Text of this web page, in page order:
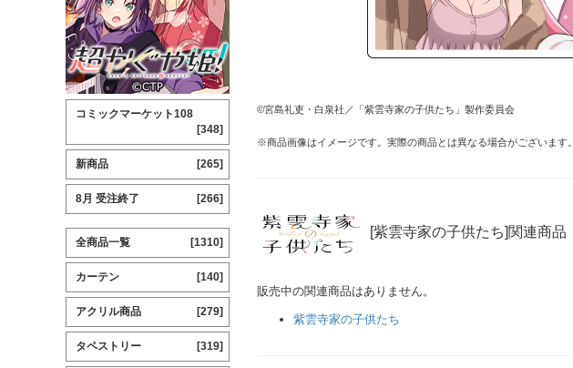
©宮島礼吏・白泉社／「紫雲寺家の子供たち」製作委員会
※商品画像はイメージです。実際の商品とは異なる場合がございます。
[紫雲寺家の子供たち]関連商品
販売中の関連商品はありません。
紫雲寺家の子供たち
コミックマーケット108
[348]
新商品 [265]
8月 受注終了 [266]
全商品一覧 [1310]
カーテン [140]
アクリル商品 [279]
タペストリー [319]